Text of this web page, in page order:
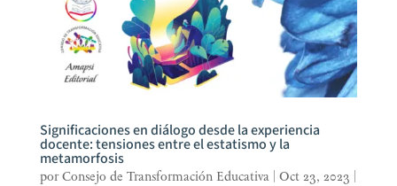
Significaciones en diálogo desde la experiencia
docente: tensiones entre el estatismo y la
metamorfosis
porConsejo de Transformación Educativa| Oct 23, 2023